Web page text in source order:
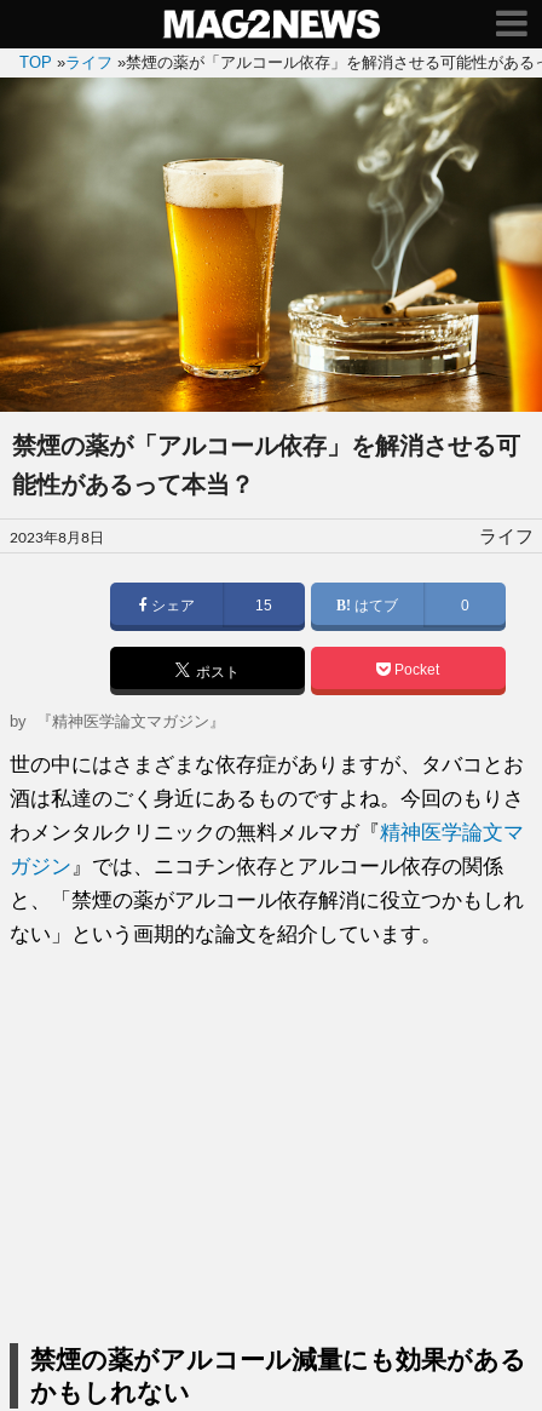
TOP »ライフ »禁煙の薬が「アルコール依存」を解消させる可能性がある
禁煙の薬が「アルコール依存」を解消させる可
能性があるって本当？
投
稿
2023年8月8日 ライフ
シェア 15 はてブ 0
ポスト Pocket
by 『精神医学論文マガジン』
世の中にはさまざまな依存症がありますが、タバコとお
酒は私達のごく身近にあるものですよね。今回のもりさ
わメンタルクリニックの無料メルマガ『精神医学論文マ
ガジン 』では、ニコチン依存とアルコール依存の関係
と、「禁煙の薬がアルコール依存解消に役立つかもしれ
ない」という画期的な論文を紹介しています。
禁煙の薬がアルコール減量にも効果がある
かもしれない